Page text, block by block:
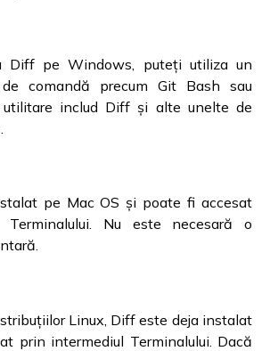
Diff pe Windows, puteți utiliza un
comandă precum Git Bash sau
includ Diff și alte unelte de
pe Mac OS și poate fi accesat
Terminalului. Nu este necesară o
Linux, Diff este deja instalat
prin intermediul Terminalului. Dacă